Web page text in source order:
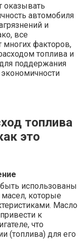
оказывать
автомобиля
и
все
многих факторов,
топлива и
поддержания
топлива
это
использованы
которые
Масло
к
что
(топлива) для его